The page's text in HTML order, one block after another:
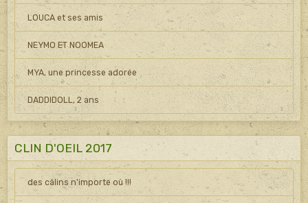
LOUCA et ses amis
NEYMO ET NOOMEA
MYA, une princesse adorée
DADDIDOLL, 2 ans
CLIN D'OEIL 2017
des câlins n'importe où !!!